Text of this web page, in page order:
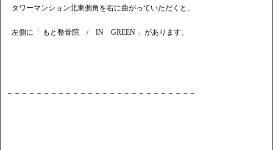
タワーマンション北東側角を右に曲がっていただくと、
左側に「 もと整骨院 / IN GREEN 」があります。
－－－－－－－－－－－－－－－－－－－－－－－－－－